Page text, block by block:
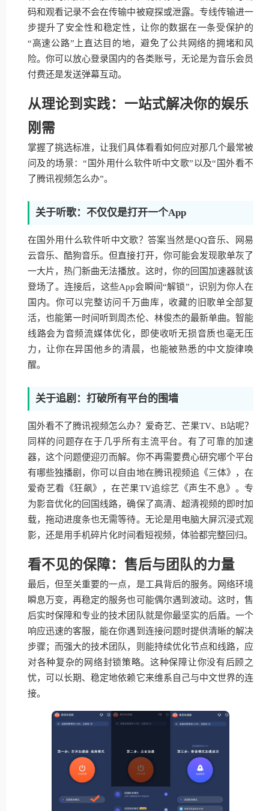
码和观看记录不会在传输中被窥探或泄露。专线传输进一
步提升了安全性和稳定性，让你的数据在一条受保护的
“高速公路”上直达目的地，避免了公共网络的拥堵和风
险。你可以放心登录国内的各类账号，无论是为音乐会员
付费还是发送弹幕互动。
从理论到实践：一站式解决你的娱乐
刚需
掌握了挑选标准，让我们具体看看如何应对那几个最常被
问及的场景：“国外用什么软件听中文歌”以及“国外看不
了腾讯视频怎么办”。
关于听歌：不仅仅是打开一个App
在国外用什么软件听中文歌？答案当然是QQ音乐、网易
云音乐、酷狗音乐。但直接打开，你可能会发现歌单灰了
一大片，热门新曲无法播放。这时，你的回国加速器就该
登场了。连接后，这些App会瞬间“解锁”，识别为你人在
国内。你可以完整访问千万曲库，收藏的旧歌单全部复
活，也能第一时间听到周杰伦、林俊杰的最新单曲。智能
线路会为音频流媒体优化，即使收听无损音质也毫无压
力，让你在异国他乡的清晨，也能被熟悉的中文旋律唤
醒。
关于追剧：打破所有平台的围墙
国外看不了腾讯视频怎么办？爱奇艺、芒果TV、B站呢？
同样的问题存在于几乎所有主流平台。有了可靠的加速
器，这个问题便迎刃而解。你不再需要费心研究哪个平台
有哪些独播剧，你可以自由地在腾讯视频追《三体》，在
爱奇艺看《狂飙》，在芒果TV追综艺《声生不息》。专
为影音优化的回国线路，确保了高清、超清视频的即时加
载，拖动进度条也无需等待。无论是用电脑大屏沉浸式观
影，还是用手机碎片化时间看短视频，体验都完整回归。
看不见的保障：售后与团队的力量
最后，但至关重要的一点，是工具背后的服务。网络环境
瞬息万变，再稳定的服务也可能偶尔遇到波动。这时，售
后实时保障和专业的技术团队就是你最坚实的后盾。一个
响应迅速的客服，能在你遇到连接问题时提供清晰的解决
步骤；而强大的技术团队，则能持续优化节点和线路，应
对各种复杂的网络封锁策略。这种保障让你没有后顾之
忧，可以长期、稳定地依赖它来维系自己与中文世界的连
接。